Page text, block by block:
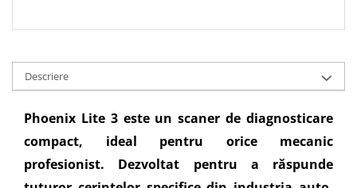
Descriere
Phoenix Lite 3 este un scaner de diagnosticare
compact, ideal pentru orice mecanic
profesionist. Dezvoltat pentru a răspunde